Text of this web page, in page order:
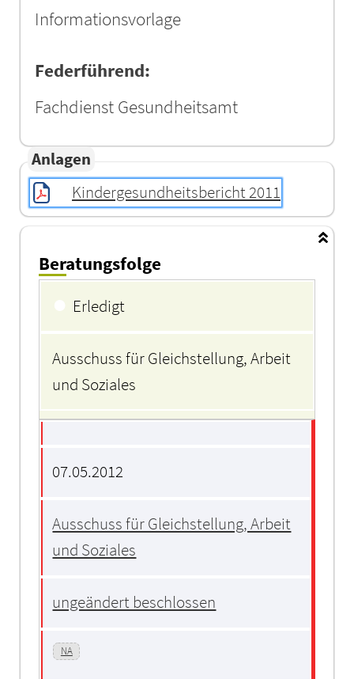
Informationsvorlage
Federführend:
Fachdienst Gesundheitsamt
Anlagen
Kindergesundheitsbericht 2011
Beratungsfolge
● Erledigt
Ausschuss für Gleichstellung, Arbeit
und Soziales
07.05.2012
Ausschuss für Gleichstellung, Arbeit
und Soziales
ungeändert beschlossen
NA